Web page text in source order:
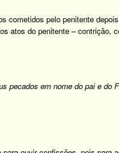
cometidos pelo penitente
atos do penitente – contrição,
pecados em nome do pai e do